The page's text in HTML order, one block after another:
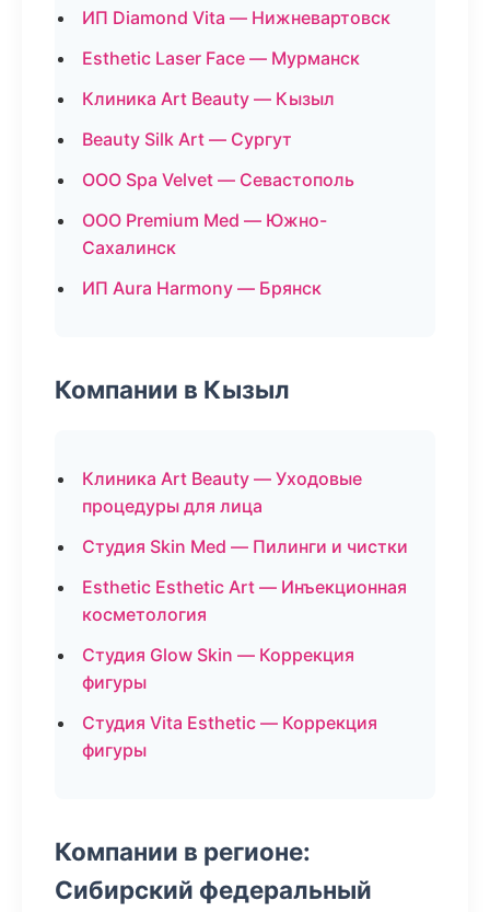
ИП Diamond Vita — Нижневартовск
Esthetic Laser Face — Мурманск
Клиника Art Beauty — Кызыл
Beauty Silk Art — Сургут
ООО Spa Velvet — Севастополь
ООО Premium Med — Южно-
Сахалинск
ИП Aura Harmony — Брянск
Компании в Кызыл
Клиника Art Beauty — Уходовые
процедуры для лица
Студия Skin Med — Пилинги и чистки
Esthetic Esthetic Art — Инъекционная
косметология
Студия Glow Skin — Коррекция
фигуры
Студия Vita Esthetic — Коррекция
фигуры
Компании в регионе:
Сибирский федеральный